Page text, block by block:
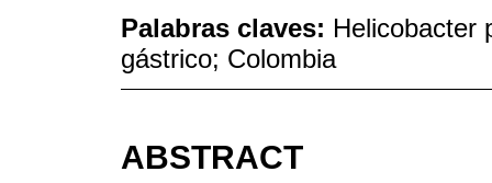
Palabras claves: Helicobacter
gástrico; Colombia
ABSTRACT